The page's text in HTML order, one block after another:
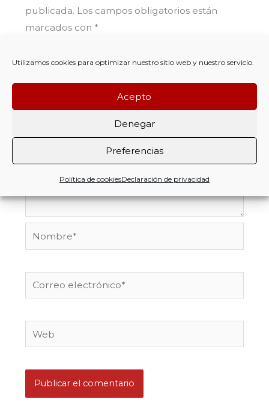
Utilizamos cookies para optimizar nuestro sitio web y nuestro servicio.
Acepto
Denegar
Preferencias
Política de cookiesDeclaración de privacidad
publicada. Los campos obligatorios están
marcados con *
Comentario
Nombre*
Correo
electrónico*
Web